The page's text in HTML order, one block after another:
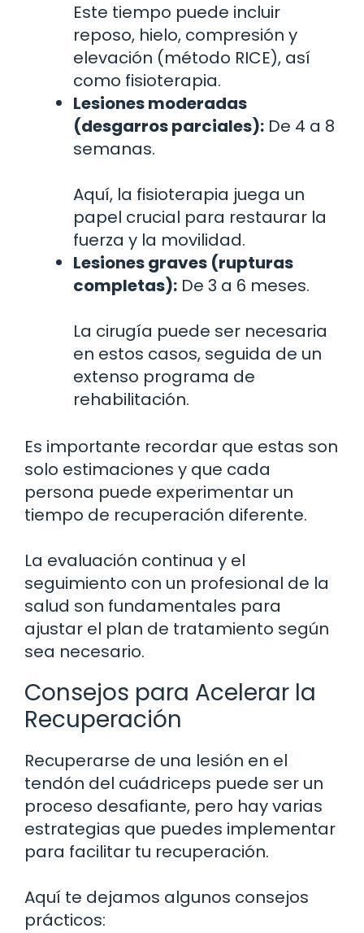
Este tiempo puede incluir
reposo, hielo, compresión y
elevación (método RICE), así
como fisioterapia.
Lesiones moderadas
(desgarros parciales): De 4 a 8
semanas.
Aquí, la fisioterapia juega un
papel crucial para restaurar la
fuerza y la movilidad.
Lesiones graves (rupturas
completas): De 3 a 6 meses.
La cirugía puede ser necesaria
en estos casos, seguida de un
extenso programa de
rehabilitación.
Es importante recordar que estas son
solo estimaciones y que cada
persona puede experimentar un
tiempo de recuperación diferente.
La evaluación continua y el
seguimiento con un profesional de la
salud son fundamentales para
ajustar el plan de tratamiento según
sea necesario.
Consejos para Acelerar la
Recuperación
Recuperarse de una lesión en el
tendón del cuádriceps puede ser un
proceso desafiante, pero hay varias
estrategias que puedes implementar
para facilitar tu recuperación.
Aquí te dejamos algunos consejos
prácticos: